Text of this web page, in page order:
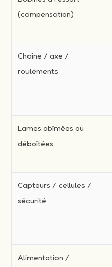
(compensation)
Chaîne / axe /
roulements
Lames abîmées ou
déboîtées
Capteurs / cellules /
sécurité
Alimentation /